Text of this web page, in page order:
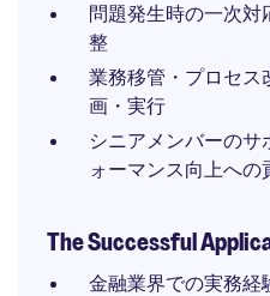
問題発生時の一次対
整
業務移管・プロセス
画・実行
シニアメンバーのサ
ォーマンス向上への
The Successful
金融業界での実務経